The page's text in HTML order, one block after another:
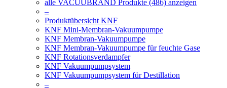
alle VACUUBRAND Produkte (486) anzeigen
–
Produktübersicht KNF
KNF Mini-Membran-Vakuumpumpe
KNF Membran-Vakuumpumpe
KNF Membran-Vakuumpumpe für feuchte Gase
KNF Rotationsverdampfer
KNF Vakuumpumpsystem
KNF Vakuumpumpsystem für Destillation
–